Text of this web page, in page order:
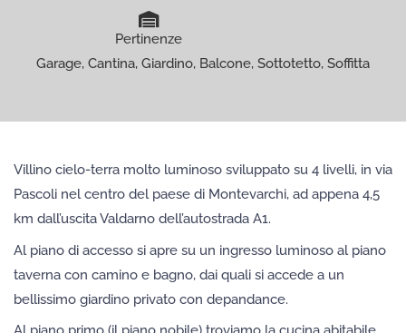
Pertinenze
Garage, Cantina, Giardino, Balcone, Sottotetto, Soffitta
Villino cielo-terra molto luminoso sviluppato su 4 livelli, in via
Pascoli nel centro del paese di Montevarchi, ad appena 4,5
km dall’uscita Valdarno dell’autostrada A1.
Al piano di accesso si apre su un ingresso luminoso al piano
taverna con camino e bagno, dai quali si accede a un
bellissimo giardino privato con depandance.